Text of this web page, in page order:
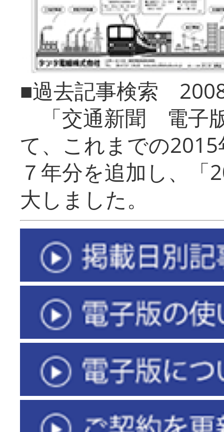
■過去記事検索
「交通新聞 電子
て、これまでの
７年分を追加し、「
大しまし